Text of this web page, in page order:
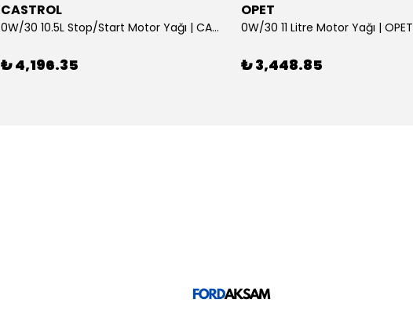
CASTROL
0W/30 10.5L Stop/Start Motor Yağı | CASTROL
₺ 4,196.35
OPET
0W/30 11 Litre Motor Yağı | OPET
₺ 3,448.85